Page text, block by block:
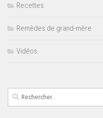
Recettes
Remèdes de grand-mère
Vidéos
Rechercher :